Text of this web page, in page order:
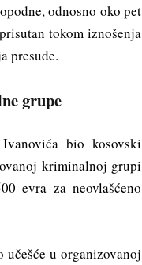
odnosno oko pet
tokom iznošenja
presude.
grupe
bio kosovski
kriminalnoj grupi
evra za neovlašćeno
učešće u organizovanoj